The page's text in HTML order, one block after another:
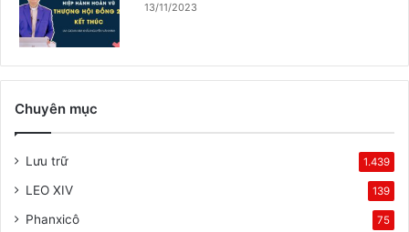
13/11/2023
Chuyên mục
Lưu trữ 1.439
LEO XIV 139
Phanxicô 75